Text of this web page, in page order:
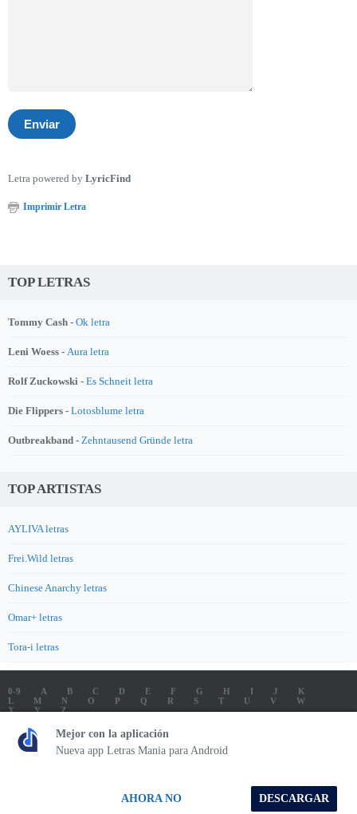
Letra powered by LyricFind
Imprimir Letra
TOP LETRAS
Tommy Cash - Ok letra
Leni Woess - Aura letra
Rolf Zuckowski - Es Schneit letra
Die Flippers - Lotosblume letra
Outbreakband - Zehntausend Gründe letra
TOP ARTISTAS
AYLIVA letras
Frei.Wild letras
Chinese Anarchy letras
Omar+ letras
Tora-i letras
0-9 A B C D E F G H I J
K
L
M N O P Q R S T V
W
X
Y
Z
LETRAS
SOUNDTRACK LETRAS
TOP 100 LETRAS
ENVIA LETRAS
Letrasmania.com - Copyright © 2026 - All Rights Reserved
Mejor con la aplicación
Nueva app Letras Mania para Android
DESCARGAR
AHORA NO